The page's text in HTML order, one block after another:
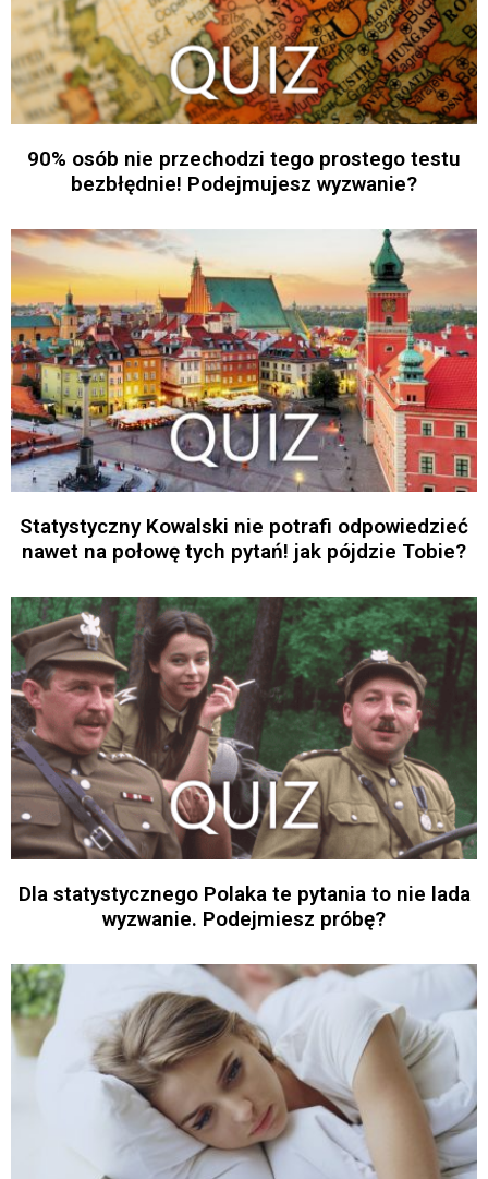
90% osób nie przechodzi tego prostego testu
bezbłędnie! Podejmujesz wyzwanie?
Statystyczny Kowalski nie potrafi odpowiedzieć
nawet na połowę tych pytań! jak pójdzie Tobie?
Dla statystycznego Polaka te pytania to nie lada
wyzwanie. Podejmiesz próbę?